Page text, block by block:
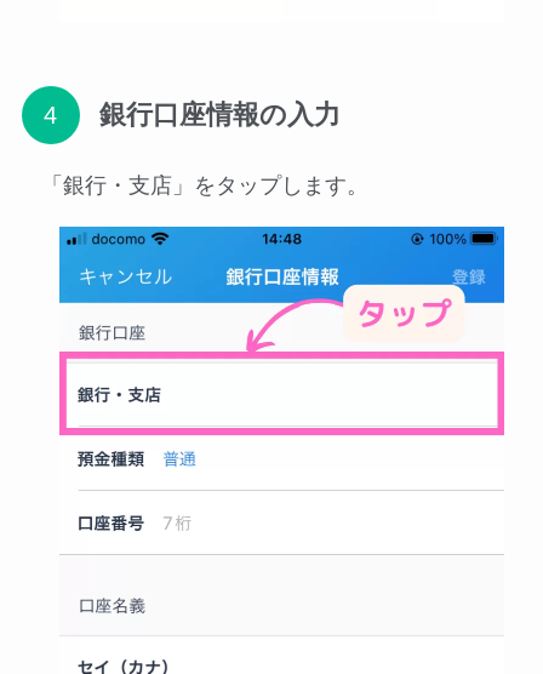
銀行口座情報の入力
「銀行・支店」をタップします。